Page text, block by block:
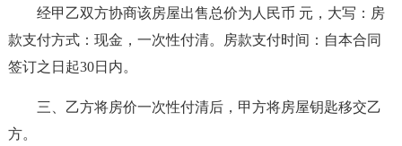
经甲乙双方协商该房屋出售总价为人民币 元，大写：房
款支付方式：现金，一次性付清。房款支付时间：自本合同
签订之日起30日内。
三、乙方将房价一次性付清后，甲方将房屋钥匙移交乙
方。